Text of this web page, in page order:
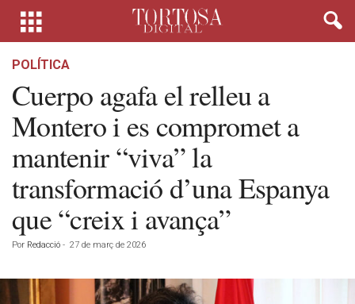
POLÍTICA
Cuerpo agafa el relleu a
Montero i es compromet a
mantenir “viva” la
transformació d’una Espanya
que “creix i avança”
Por Redacció - 27 de març de 2026